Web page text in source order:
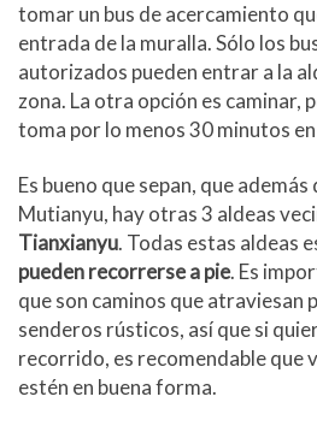
tomar un bus de acercamiento
entrada de la muralla. Sólo los
autorizados pueden entrar a la
zona. La otra opción es caminar,
toma por lo menos 30 minutos
Es bueno que sepan, que además
Mutianyu, hay otras 3 aldeas
Tianxianyu. Todas estas aldeas
pueden recorrerse a pie. Es
que son caminos que atraviesan
senderos rústicos, así que si
recorrido, es recomendable que
estén en buena forma.